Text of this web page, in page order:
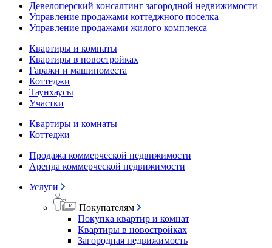
Девелоперский консалтинг загородной недвижимости
Управление продажами коттеджного поселка
Управление продажами жилого комплекса
Квартиры и комнаты
Квартиры в новостройках
Гаражи и машиноместа
Коттеджи
Таунхаусы
Участки
Квартиры и комнаты
Коттеджи
Продажа коммерческой недвижимости
Аренда коммерческой недвижимости
Услуги
Покупателям
Покупка квартир и комнат
Квартиры в новостройках
Загородная недвижимость